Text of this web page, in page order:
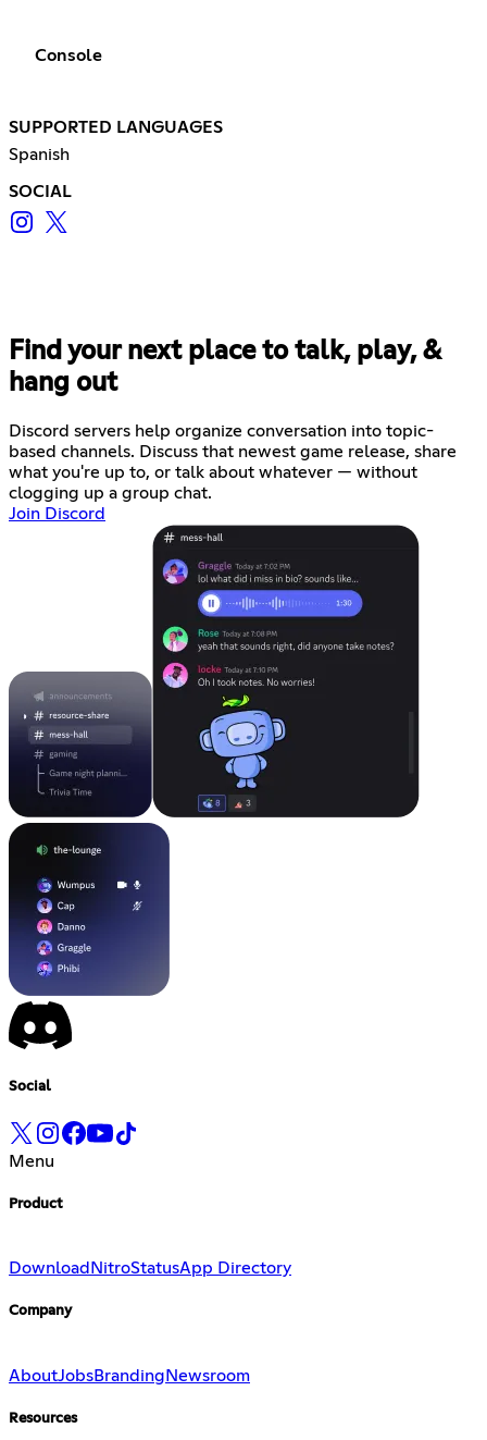
Console
SUPPORTED LANGUAGES
Spanish
SOCIAL
Find your next place to talk, play, &
hang out
Discord servers help organize conversation into topic-
based channels. Discuss that newest game release, share
what you're up to, or talk about whatever — without
clogging up a group chat.
Join Discord
Social
Menu
Product
Download NitroStatusApp Directory
Company
AboutJobsBranding Newsroom
Resources